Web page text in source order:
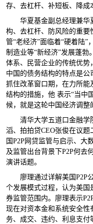
存、去杠杆、补短板、降成
华夏基金副总经理兼华
构、去杠杆、防风险的重
管“老经济”面临着“硬着陆
制造业等“新经济”发展蓬
体系、民营企业的传统优势
中国的债务结构的特点是
抓住改革窗口期，在力所能
结构的措施，他 表示“当中
候，就是这轮中国经济调整
清华大学五道口金融学
滔、拍拍贷CEO张俊在议题
国 P2P网贷监管与启示、大
及监管出台背景下P2P何去
演讲话题。
廖理通过详解美国 P2P
个发展模式过程，认为美
券监管范围内。廖理表示
现在对资本金和系统安全
务、成交、违约、利息支付